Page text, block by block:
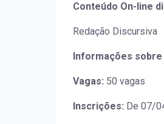
Conteúdo On-line
Redação Discursiva
Informações
Vagas: 50 vagas
Inscrições: De 07/